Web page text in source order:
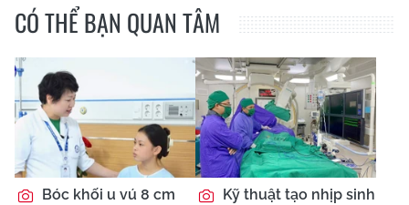
CÓ THỂ BẠN QUAN TÂM
Bóc khối u vú 8 cm
Kỹ thuật tạo nhịp sinh